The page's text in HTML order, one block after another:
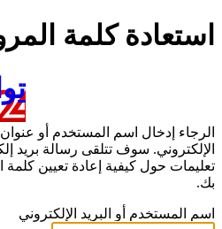
استعادة كلمة
الرجاء إدخال اسم المستخدم أو عنوان
الإلكتروني. سوف تتلقى رسالة بريد
تعليمات حول كيفية إعادة تعيين كلمة
بك.
اسم المستخدم أو البريد الإلكتروني